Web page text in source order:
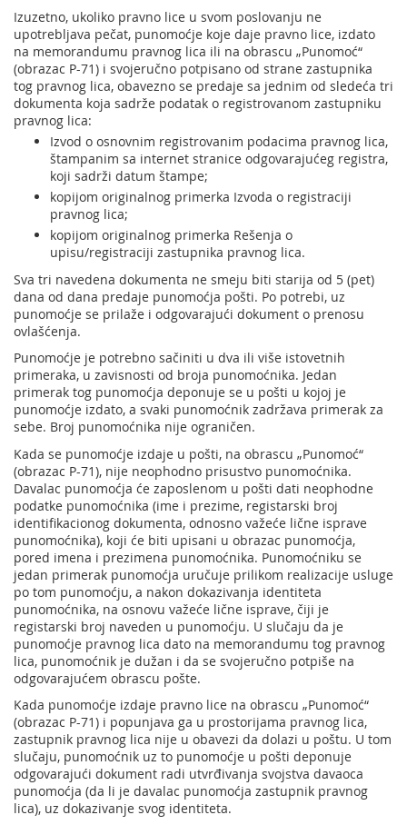
Izuzetno, ukoliko pravno lice u svom poslovanju ne
upotrebljava pečat, punomoćje koje daje pravno lice, izdato
na memorandumu pravnog lica ili na obrascu „Punomoć“
(obrazac P-71) i svojeručno potpisano od strane zastupnika
tog pravnog lica, obavezno se predaje sa jednim od sledeća tri
dokumenta koja sadrže podatak o registrovanom zastupniku
pravnog lica:
Izvod o osnovnim registrovanim podacima pravnog lica,
štampanim sa internet stranice odgovarajućeg registra,
koji sadrži datum štampe;
kopijom originalnog primerka Izvoda o registraciji
pravnog lica;
kopijom originalnog primerka Rešenja o
upisu/registraciji zastupnika pravnog lica.
Sva tri navedena dokumenta ne smeju biti starija od 5 (pet)
dana od dana predaje punomoćja pošti. Po potrebi, uz
punomoćje se prilaže i odgovarajući dokument o prenosu
ovlašćenja.
Punomoćje je potrebno sačiniti u dva ili više istovetnih
primeraka, u zavisnosti od broja punomoćnika. Jedan
primerak tog punomoćja deponuje se u pošti u kojoj je
punomoćje izdato, a svaki punomoćnik zadržava primerak za
sebe. Broj punomoćnika nije ograničen.
Kada se punomoćje izdaje u pošti, na obrascu „Punomoć“
(obrazac P-71), nije neophodno prisustvo punomoćnika.
Davalac punomoćja će zaposlenom u pošti dati neophodne
podatke punomoćnika (ime i prezime, registarski broj
identifikacionog dokumenta, odnosno važeće lične isprave
punomoćnika), koji će biti upisani u obrazac punomoćja,
pored imena i prezimena punomoćnika. Punomoćniku se
jedan primerak punomoćja uručuje prilikom realizacije usluge
po tom punomoćju, a nakon dokazivanja identiteta
punomoćnika, na osnovu važeće lične isprave, čiji je
registarski broj naveden u punomoćju. U slučaju da je
punomoćje pravnog lica dato na memorandumu tog pravnog
lica, punomoćnik je dužan i da se svojeručno potpiše na
odgovarajućem obrascu pošte.
Kada punomoćje izdaje pravno lice na obrascu „Punomoć“
(obrazac P-71) i popunjava ga u prostorijama pravnog lica,
zastupnik pravnog lica nije u obavezi da dolazi u poštu. U tom
slučaju, punomoćnik uz to punomoćje u pošti deponuje
odgovarajući dokument radi utvrđivanja svojstva davaoca
punomoćja (da li je davalac punomoćja zastupnik pravnog
lica), uz dokazivanje svog identiteta.